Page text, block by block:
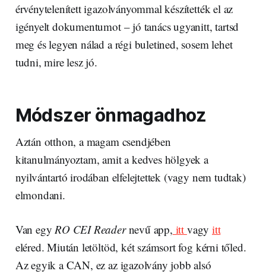
érvénytelenített igazolványommal készítették el az
igényelt dokumentumot – jó tanács ugyanitt, tartsd
meg és legyen nálad a régi buletined, sosem lehet
tudni, mire lesz jó.
Módszer önmagadhoz
Aztán otthon, a magam csendjében
kitanulmányoztam, amit a kedves hölgyek a
nyilvántartó irodában elfelejtettek (vagy nem tudtak)
elmondani.
Van egy RO CEI Readernevű app, itt vagy itt
eléred. Miután letöltöd, két számsort fog kérni tőled.
Az egyik a CAN, ez az igazolvány jobb alsó